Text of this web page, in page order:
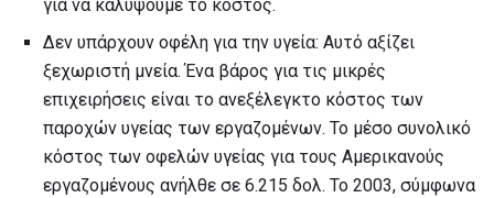
για να καλύψουμε το κόστος.
Δεν υπάρχουν οφέλη για την υγεία: Αυτό αξίζει
ξεχωριστή μνεία. Ένα βάρος για τις μικρές
επιχειρήσεις είναι το ανεξέλεγκτο κόστος των
παροχών υγείας των εργαζομένων. Το μέσο συνολικό
κόστος των οφελών υγείας για τους Αμερικανούς
εργαζομένους ανήλθε σε 6.215 δολ. Το 2003, σύμφωνα